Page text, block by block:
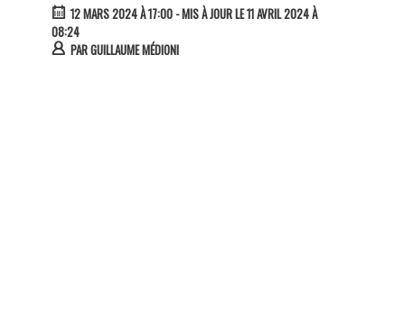
12 MARS 2024 À 17:00- MIS À JOUR LE 11 AVRIL 2024 À
08:24
PARGUILLAUME MÉDIONI